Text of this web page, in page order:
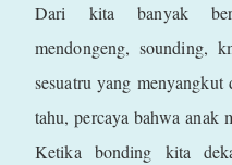
Dari kita banyak
mendongeng, sounding,
sesuatru yang
tahu, percaya bahwa anak
Ketika bonding kita